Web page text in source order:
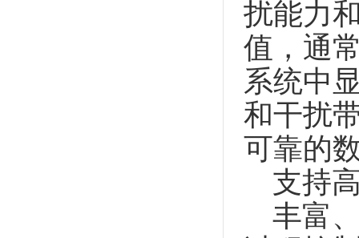
扰能力
值，通
系统中
和干扰
可靠的
支持
丰富、